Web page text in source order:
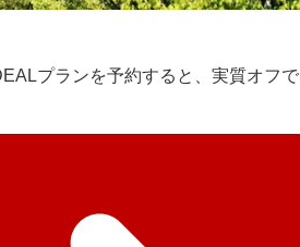
プランを予約すると、実質オフで